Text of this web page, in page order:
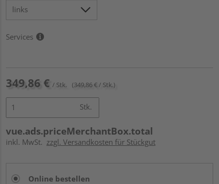
Services
349,86 € / Stk. (349,86 € / Stk.)
Stk.
vue.ads.priceMerchantBox.total
inkl. MwSt. zzgl. Versandkosten für Stückgut
Online bestellen